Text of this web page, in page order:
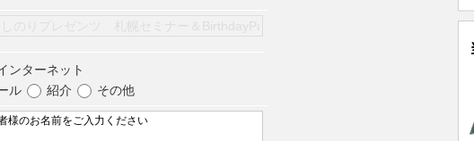
ンターネット
ル
紹介 その他